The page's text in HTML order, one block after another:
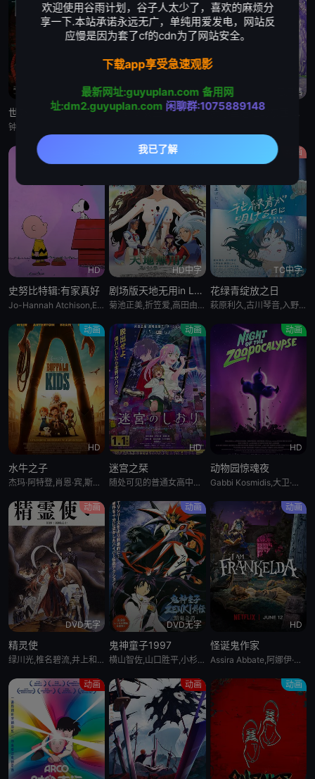
HD
世外
已完结
骷髅13 女王蜂
已完结
HD
史努比特辑:有家真好
Jo-Hannah Atchison,Enzo Bezzina,Kitai O&amp;#039;Garro
HD中字
剧场版天地无用in LOVE2:遥远的思念
菊池正美,折笠爱,高田由美,井上喜久子,水谷优子,天野由梨,小林优,横山智佐,小樱悦子,青野武,子安武人
动画
TC中字
花绿青绽放之日
萩原利久,古川琴音,入野自由,冈部敬史
动画
HD
水牛之子
杰玛·阿特登,肖恩·宾,斯蒂芬·格拉汉姆
动画
HD
迷宫之栞
随处可见的普通女高中生前泽栞，某天手机突然碎裂，回过神来已身处空无一人的异世界横滨——打开手机一看，发现栞的社交账号上竟发布了连她自己都毫无印象的个人照片。照片里拍到的究竟是？她究竟能否逃出这座诡异的
动画
HD
动物园惊魂夜
Gabbi Kosmidis,大卫·哈伯,Pierre Simpson,李善亨,斯科特·汤普森,Christina Nova,Heather Loreto,布林·麦考利,Carolyn Scott,Kyle Derek,罗伯特·丁克勒,布里安娜·林恩·布里埃罗,约书亚·格雷厄姆,艾米·梅蒂索,Scott Farley,伊万·谢里,Luke Marty
动画
DVD无字
精灵使
绿川光,椎名碧流,井上和彦,佐久间玲,皆口裕子,松本保典,山崎和佳奈,岩男润子,折笠爱,置鲇龙太郎,森川智之,柴田秀胜
动画
DVD无字
鬼神童子1997
横山智佐,山口胜平,小杉十郎太,丹羽紫保里,儿玉桃代,沼波辉枝,一城美由希,石桃子
动画
HD
怪诞鬼作家
Assira Abbate,阿娜伊·阿卢埃,阿图罗·阿布里兹,Lourdes Ambriz,罗伊·阿布里兹,Antonio Badía,Gabriela Cárdenas,Sergio Carranza,Beto Castillo,Jesse Conde,Idzi Dulkiewicz,Karla Falcón,Magda Giner,马克·刘易斯,Mireya Mendoza
动画 动画 动画
欢迎使用谷雨计划，谷子人太少了，喜欢的麻烦分
享一下.本站承诺永远无广，单纯用爱发电，网站反
应慢是因为套了cf的cdn为了网站安全。
下载app享受急速观影
最新网址:guyuplan.com 备用网
址:dm2.guyuplan.com 闲聊群:1075889148